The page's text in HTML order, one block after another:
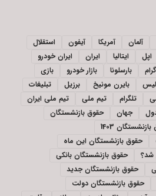
آلمان آمریکا آیفون
استقلال
اپل ایتالیا ایران
ایران خودرو
بارسلونا بازار خودرو
بازی
بایرن مونیخ برزیل
تبلیغات
تلگرام تیم ملی
تیم ملی ایران
جهان
حقوق بازنشستگان
1403
حقوق بازنشستگان این ماه
شد؟
حقوق بازنشستگان بانکی
حقوق بازنشستگان جدید
حقوق بازنشستگان دولت